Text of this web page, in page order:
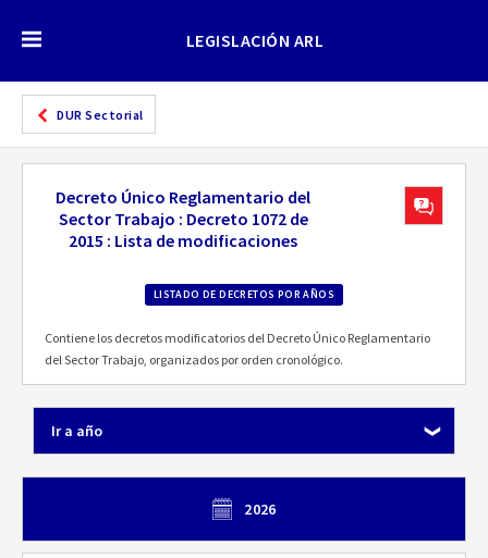
LEGISLACIÓN ARL
DUR Sectorial
Decreto Único Reglamentario del
Sector Trabajo : Decreto 1072 de
2015 : Lista de modificaciones
LISTADO DE DECRETOS POR AÑOS
Contiene los decretos modificatorios del Decreto Único Reglamentario
del Sector Trabajo, organizados por orden cronológico.
Ir a año
2026